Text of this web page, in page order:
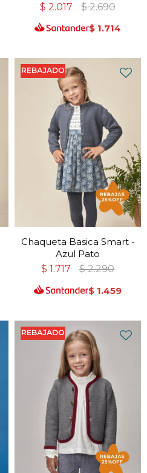
$ 2.017 $ 2.690
$ 1.714
Chaqueta Basica Smart -
Azul Pato
$ 1.717 $ 2.290
$ 1.459